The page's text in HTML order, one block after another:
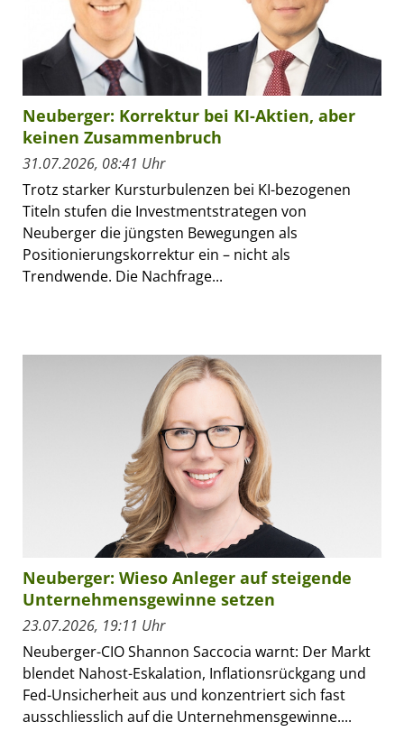
Neuberger: Korrektur bei KI-Aktien, aber
keinen Zusammenbruch
31.07.2026, 08:41 Uhr
Trotz starker Kursturbulenzen bei KI-bezogenen
Titeln stufen die Investmentstrategen von
Neuberger die jüngsten Bewegungen als
Positionierungskorrektur ein – nicht als
Trendwende. Die Nachfrage...
Neuberger: Wieso Anleger auf steigende
Unternehmensgewinne setzen
23.07.2026, 19:11 Uhr
Neuberger-CIO Shannon Saccocia warnt: Der Markt
blendet Nahost-Eskalation, Inflationsrückgang und
Fed-Unsicherheit aus und konzentriert sich fast
ausschliesslich auf die Unternehmensgewinne....